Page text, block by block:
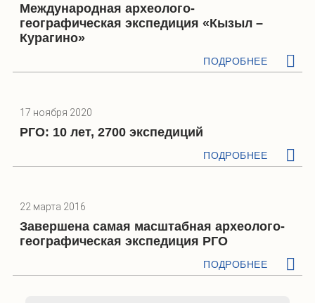
Международная археолого-
географическая экспедиция «Кызыл –
Курагино»
ПОДРОБНЕЕ
17 ноября 2020
РГО: 10 лет, 2700 экспедиций
ПОДРОБНЕЕ
22 марта 2016
Завершена самая масштабная археолого-
географическая экспедиция РГО
ПОДРОБНЕЕ